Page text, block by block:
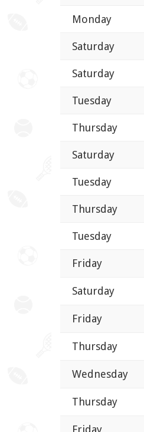
Monday
Saturday
Saturday
Tuesday
Thursday
Saturday
Tuesday
Thursday
Tuesday
Friday
Saturday
Friday
Thursday
Wednesday
Thursday